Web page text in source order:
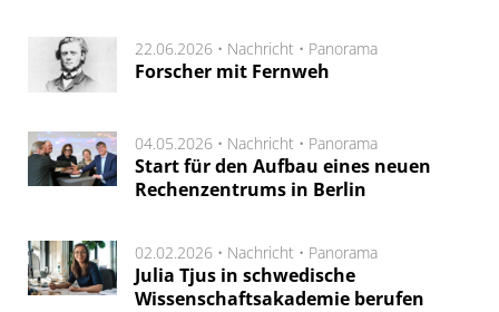
22.06.2026 • Nachricht • Panorama
Forscher mit Fernweh
04.05.2026 • Nachricht • Panorama
Start für den Aufbau eines neuen
Rechenzentrums in Berlin
02.02.2026 • Nachricht • Panorama
Julia Tjus in schwedische
Wissenschaftsakademie berufen